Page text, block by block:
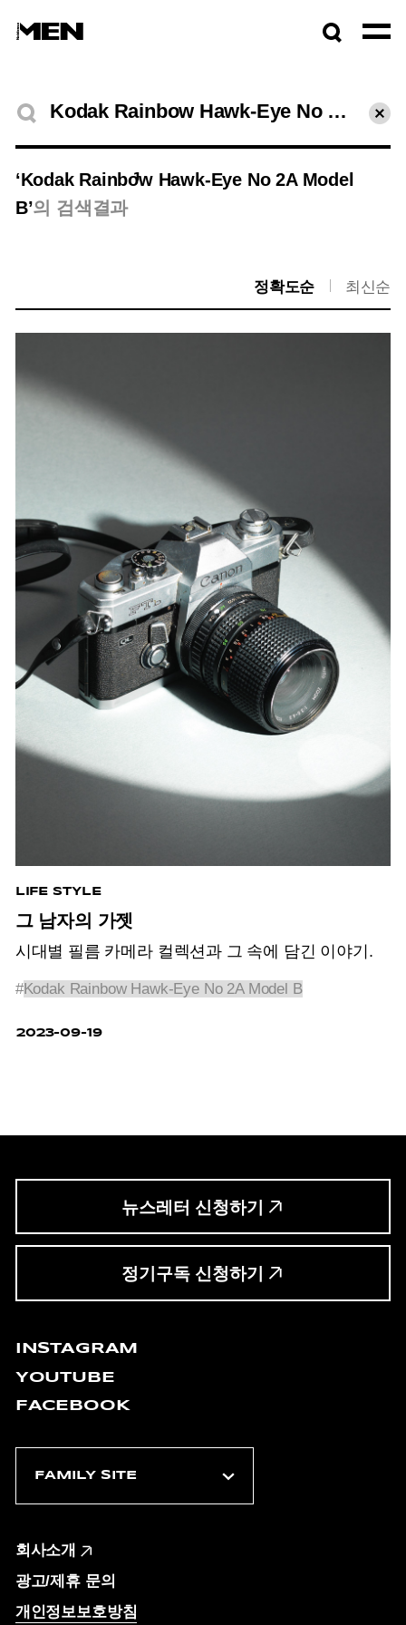
검색결과
초기
‘Kodak Rainbow Hawk-Eye No 2A Model
B’의 검색결과
1
정확도순 최신순
LIFE STYLE
그 남자의 가젯
시대별 필름 카메라 컬렉션과 그 속에 담긴 이야기.
#Kodak Rainbow Hawk-Eye No 2A Model B
2023-09-19
뉴스레터 신청하기
정기구독 신청하기
INSTAGRAM
YOUTUBE
FACEBOOK
회사소개
광고/제휴 문의
개인정보보호방침